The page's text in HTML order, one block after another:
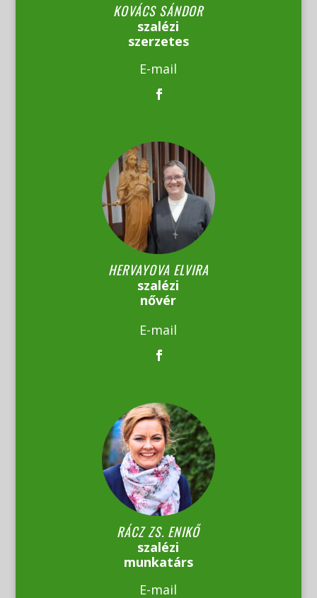
KOVÁCS SÁNDOR
szalézi
szerzetes
E-mail
HERVAYOVA ELVIRA
szalézi
nővér
E-mail
RÁCZ ZS. ENIKŐ
szalézi
munkatárs
E-mail